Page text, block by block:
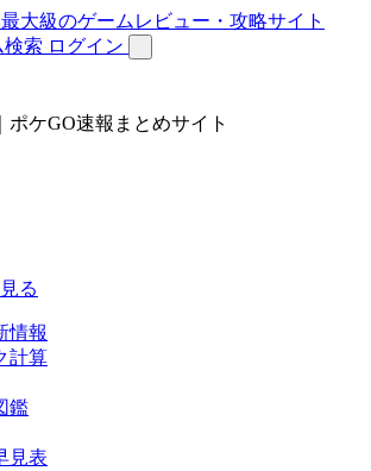
検索 ログイン
ポケGO速報まとめサイト
る
情報
計算
鑑
見表